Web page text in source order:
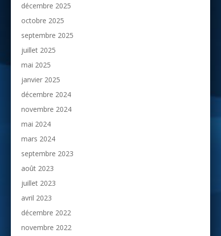
décembre 2025
octobre 2025
septembre 2025
juillet 2025
mai 2025
janvier 2025
décembre 2024
novembre 2024
mai 2024
mars 2024
septembre 2023
août 2023
juillet 2023
avril 2023
décembre 2022
novembre 2022